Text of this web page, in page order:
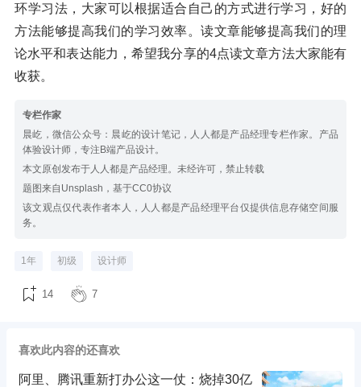
环学习法，大家可以根据适合自己的方式进行学习，好的
方法能够提高我们的学习效率。读文章能够提高我们的理
论水平和表达能力，希望我分享的4点读文章方法大家能有
收获。
专栏作家
晨屹，微信公众号：晨屹的设计笔记，人人都是产品经理专栏作家。产品
体验设计师，专注B端产品设计。
本文原创发布于人人都是产品经理。未经许可，禁止转载
题图来自Unsplash，基于CC0协议
该文观点仅代表作者本人，人人都是产品经理平台仅提供信息存储空间服
务。
1年 初级 设计师
14 7
喜欢此内容的还喜欢
阿里、腾讯重新打办公这一仗：烧掉30亿